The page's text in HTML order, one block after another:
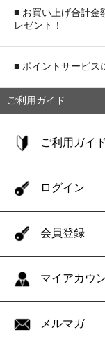
■ お買い上げ合計金
レゼント！
■ ポイントサービス
ご利用ガイド
ご利用ガイド
ログイン
会員登録
マイアカウ
メルマガ